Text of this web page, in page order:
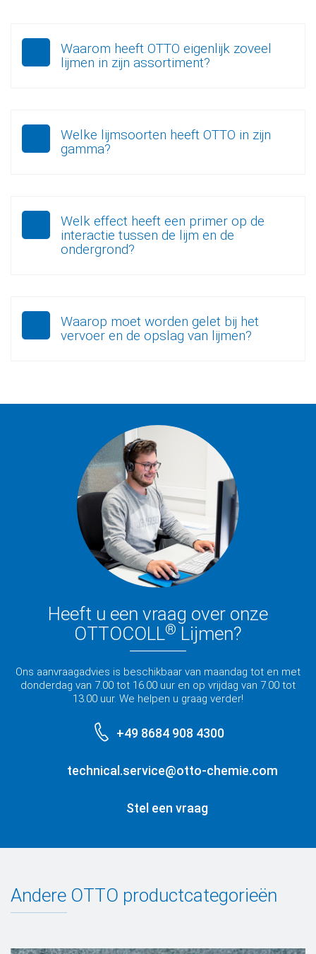
Waarom heeft OTTO eigenlijk zoveel
lijmen in zijn assortiment?
Welke lijmsoorten heeft OTTO in zijn
gamma?
Welk effect heeft een primer op de
interactie tussen de lijm en de
ondergrond?
Waarop moet worden gelet bij het
vervoer en de opslag van lijmen?
Heeft u een vraag over onze
OTTOCOLL® Lijmen?
Ons aanvraagadvies is beschikbaar van maandag tot en met
donderdag van 7.00 tot 16.00 uur en op vrijdag van 7.00 tot
13.00 uur. We helpen u graag verder!
+49 8684 908 4300
technical.service@otto-chemie.com
Stel een vraag
Andere OTTO productcategorieën